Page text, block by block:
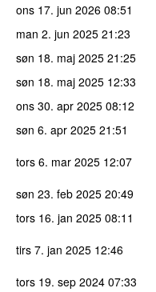
ons 17. jun 2026 08:51
man 2. jun 2025 21:23
søn 18. maj 2025 21:25
søn 18. maj 2025 12:33
ons 30. apr 2025 08:12
søn 6. apr 2025 21:51
tors 6. mar 2025 12:07
søn 23. feb 2025 20:49
tors 16. jan 2025 08:11
tirs 7. jan 2025 12:46
tors 19. sep 2024 07:33